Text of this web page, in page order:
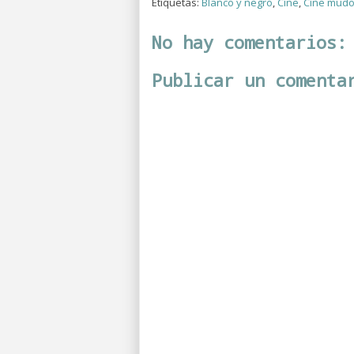
No hay comentarios:
Publicar un